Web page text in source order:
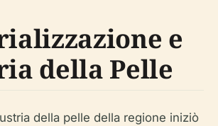
e
della Pelle
della pelle della regione iniziò